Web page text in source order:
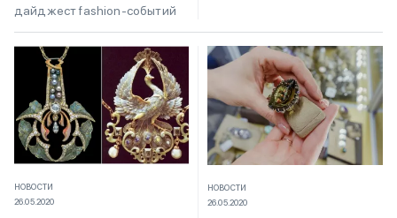
дайджест fashion-событий
НОВОСТИ
26.05.2020
НОВОСТИ
26.05.2020